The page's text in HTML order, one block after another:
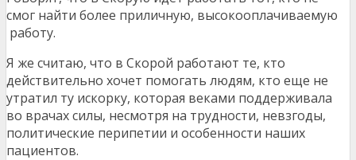
смог найти более приличную, высокооплачиваемую
работу.
Я же считаю, что в Скорой работают те, кто
действительно хочет помогать людям, кто еще не
утратил ту искорку, которая веками поддерживала
во врачах силы, несмотря на трудности, невзгоды,
политические перипетии и особенности наших
пациентов.